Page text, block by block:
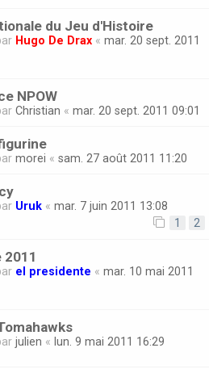
du Jeu d'Histoire
Hugo De Drax « mar. 20 sept. 2011
NPOW
Christian « mar. 20 sept. 2011 09:01
morei « sam. 27 août 2011 11:20
Uruk « mar. 7 juin 2011 13:08
1 2
2011
el presidente « mar. 10 mai 2011
julien « lun. 9 mai 2011 16:29